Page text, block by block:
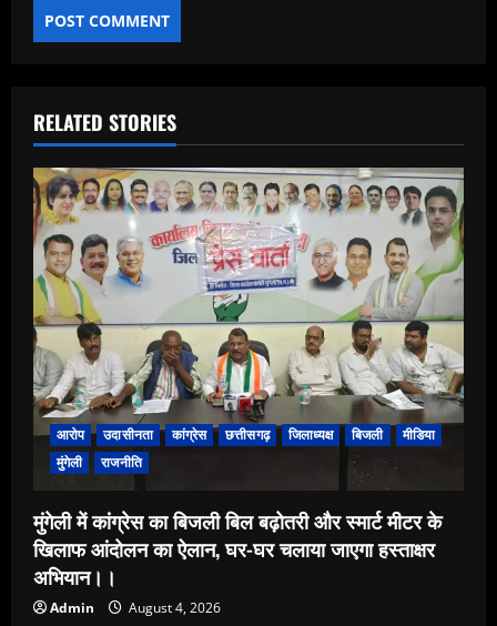
RELATED STORIES
आरोप उदासीनता कांग्रेस छत्तीसगढ़ जिलाध्यक्ष बिजली
मीडिया
मुंगेली
राजनीति
मुंगेली में कांग्रेस का बिजली बिल बढ़ोतरी और स्मार्ट मीटर के
खिलाफ आंदोलन का ऐलान, घर-घर चलाया जाएगा हस्ताक्षर
अभियान।।
Admin August 4, 2026